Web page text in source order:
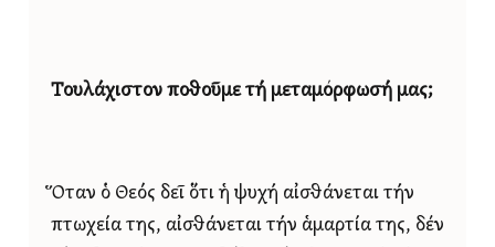
Τουλάχιστον ποθοῦμε τή μεταμόρφωσή μας;
Ὅταν ὁ Θεός δεῖ ὅτι ἡ ψυχή αἰσθάνεται τήν
πτωχεία της, αἰσθάνεται τήν ἁμαρτία της, δέν